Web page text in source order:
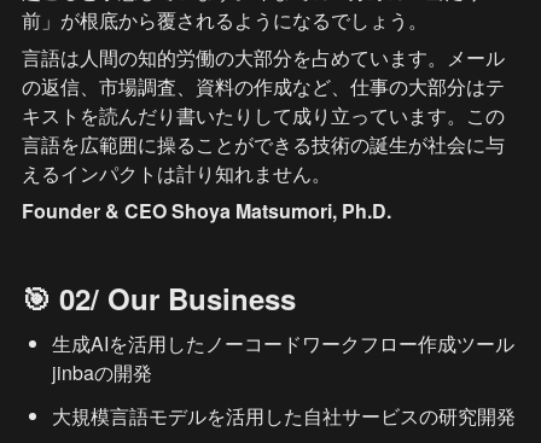
前」が根底から覆されるようになるでしょう。
言語は人間の知的労働の大部分を占めています。メール
の返信、市場調査、資料の作成など、仕事の大部分はテ
キストを読んだり書いたりして成り立っています。この
言語を広範囲に操ることができる技術の誕生が社会に与
えるインパクトは計り知れません。
Founder & CEO Shoya Matsumori, Ph.D.
🎯 02/ Our Business
生成AIを活用したノーコードワークフロー作成ツール
jinbaの開発
大規模言語モデルを活用した自社サービスの研究開発